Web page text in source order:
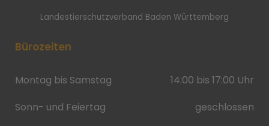
Landestierschutzverband Baden Württemberg
Bürozeiten
Montag bis Samstag
14:00 bis 17:00 Uhr
Sonn- und Feiertag
geschlossen